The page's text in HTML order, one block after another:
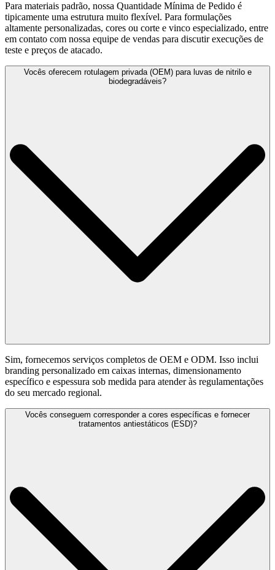
Para materiais padrão, nossa Quantidade Mínima de Pedido é
tipicamente uma estrutura muito flexível. Para formulações
altamente personalizadas, cores ou corte e vinco especializado, entre
em contato com nossa equipe de vendas para discutir execuções de
teste e preços de atacado.
Vocês oferecem rotulagem privada (OEM) para luvas de nitrilo e
biodegradáveis?
Sim, fornecemos serviços completos de OEM e ODM. Isso inclui
branding personalizado em caixas internas, dimensionamento
específico e espessura sob medida para atender às regulamentações
do seu mercado regional.
Vocês conseguem corresponder a cores específicas e fornecer
tratamentos antiestáticos (ESD)?